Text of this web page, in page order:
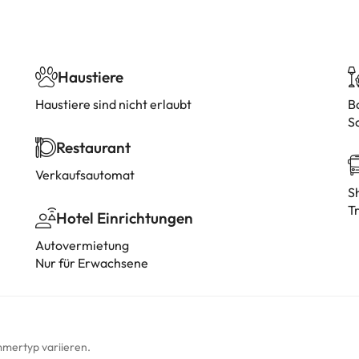
Haustiere
Haustiere sind nicht erlaubt
Restaurant
Verkaufsautomat
Hotel Einrichtungen
Autovermietung
Nur für Erwachsene
variieren.